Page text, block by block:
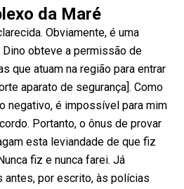
da Maré
Obviamente, é uma
Dino obteve a permissão de
que atuam na região para entrar
aparato de segurança]. Como
negativo, é impossível para mim
Portanto, o ônus de provar
esta leviandade de que fiz
fiz e nunca farei. Já
antes, por escrito, às polícias